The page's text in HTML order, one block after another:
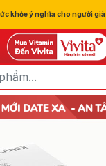
khỏe ý nghĩa cho người già
/Thuốc